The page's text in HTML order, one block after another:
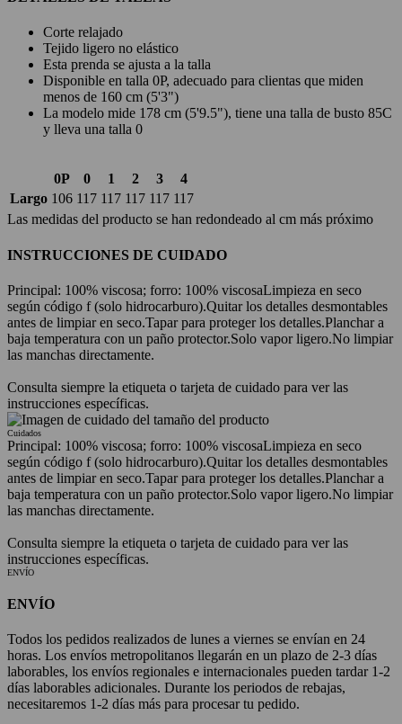
Corte relajado
Tejido ligero no elástico
Esta prenda se ajusta a la talla
Disponible en talla 0P, adecuado para clientas que miden
menos de 160 cm (5'3")
La modelo mide 178 cm (5'9.5"), tiene una talla de busto 85C
y lleva una talla 0
0P 0 1 2 3
4
Largo 106 117 117 117 117 117
Las medidas del producto se han redondeado al cm más próximo
INSTRUCCIONES DE CUIDADO
Principal: 100% viscosa; forro: 100% viscosaLimpieza en seco
según código f (solo hidrocarburo).Quitar los detalles desmontables
antes de limpiar en seco.Tapar para proteger los detalles.Planchar a
baja temperatura con un paño protector.Solo vapor ligero.No limpiar
las manchas directamente.
Consulta siempre la etiqueta o tarjeta de cuidado para ver las
instrucciones específicas.
Cuidados
Principal: 100% viscosa; forro: 100% viscosaLimpieza en seco
según código f (solo hidrocarburo).Quitar los detalles desmontables
antes de limpiar en seco.Tapar para proteger los detalles.Planchar a
baja temperatura con un paño protector.Solo vapor ligero.No limpiar
las manchas directamente.
Consulta siempre la etiqueta o tarjeta de cuidado para ver las
instrucciones específicas.
ENVÍO
ENVÍO
Todos los pedidos realizados de lunes a viernes se envían en 24
horas. Los envíos metropolitanos llegarán en un plazo de 2-3 días
laborables, los envíos regionales e internacionales pueden tardar 1-2
días laborables adicionales. Durante los periodos de rebajas,
necesitaremos 1-2 días más para procesar tu pedido.